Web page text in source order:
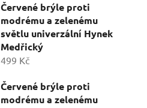
Červené brýle proti
modrému a zelenému
světlu univerzální Hynek
Medřický
499 Kč
Červené brýle proti
modrému a zelenému